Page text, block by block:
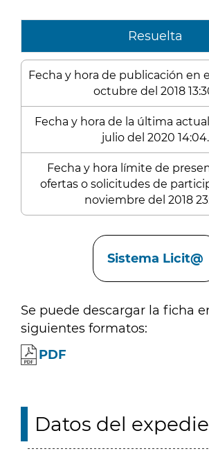
Resuelta
Fecha y hora de publicación en
octubre del 2018
Fecha y hora de la última
julio del 2020 14:04.
Fecha y hora límite de
ofertas o solicitudes de
noviembre del 2018
Sistema Licit@
Se puede descargar la ficha
siguientes formatos:
PDF
Datos del